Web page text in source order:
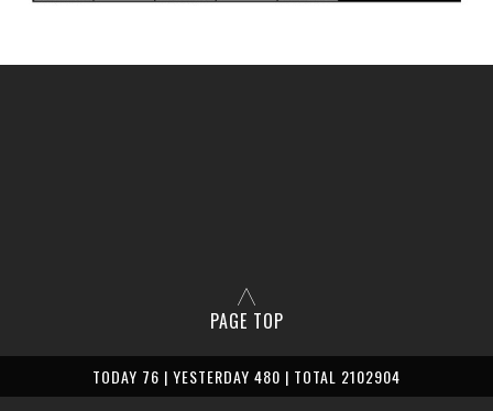
PAGE TOP
TODAY 76 | YESTERDAY 480 | TOTAL 2102904